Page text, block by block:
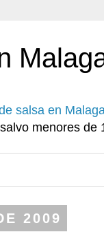
salsa en
menores de
2009